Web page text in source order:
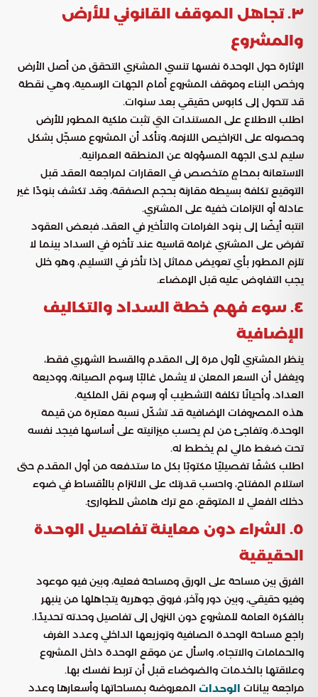
٣. تجاهل الموقف القانوني للأرض
والمشروع
الإثارة حول الوحدة نفسها تنسي المشتري التحقق من أصل الأرض
ورخص البناء وموقف المشروع أمام الجهات الرسمية، وهي نقطة
قد تتحول إلى كابوس حقيقي بعد سنوات.
اطلب الاطلاع على المستندات التي تثبت ملكية المطور للأرض
وحصوله على التراخيص اللازمة، وتأكد أن المشروع مسجّل بشكل
سليم لدى الجهة المسؤولة عن المنطقة العمرانية.
الاستعانة بمحامٍ متخصص في العقارات لمراجعة العقد قبل
التوقيع تكلفة بسيطة مقارنة بحجم الصفقة، وقد تكشف بنودًا غير
عادلة أو التزامات خفية على المشتري.
انتبه أيضًا إلى بنود الغرامات والتأخير في العقد، فبعض العقود
تفرض على المشتري غرامة قاسية عند تأخره في السداد بينما لا
تلزم المطور بأي تعويض مماثل إذا تأخر في التسليم، وهو خلل
يجب التفاوض عليه قبل الإمضاء.
٤. سوء فهم خطة السداد والتكاليف
الإضافية
ينظر المشتري لأول مرة إلى المقدم والقسط الشهري فقط،
ويغفل أن السعر المعلن لا يشمل غالبًا رسوم الصيانة، ووديعة
العداد، وأحيانًا تكلفة التشطيب أو رسوم نقل الملكية.
هذه المصروفات الإضافية قد تشكّل نسبة معتبرة من قيمة
الوحدة، وتفاجئ من لم يحسب ميزانيته على أساسها فيجد نفسه
تحت ضغط مالي لم يخطط له.
اطلب كشفًا تفصيليًا مكتوبًا بكل ما ستدفعه من أول المقدم حتى
استلام المفتاح، واحسب قدرتك على الالتزام بالأقساط في ضوء
دخلك الفعلي لا المتوقع، مع ترك هامش للطوارئ.
٥. الشراء دون معاينة تفاصيل الوحدة
الحقيقية
الفرق بين مساحة على الورق ومساحة فعلية، وبين فيو موعود
وفيو حقيقي، وبين دور وآخر، فروق جوهرية يتجاهلها من ينبهر
بالفكرة العامة للمشروع دون النزول إلى تفاصيل وحدته تحديدًا.
راجع مساحة الوحدة الصافية وتوزيعها الداخلي وعدد الغرف
والحمامات والاتجاه، واسأل عن موقع الوحدة داخل المشروع
وعلاقتها بالخدمات والضوضاء قبل أن تربط نفسك بها.
مراجعة بيانات الوحدات المعروضة بمساحاتها وأسعارها وعدد